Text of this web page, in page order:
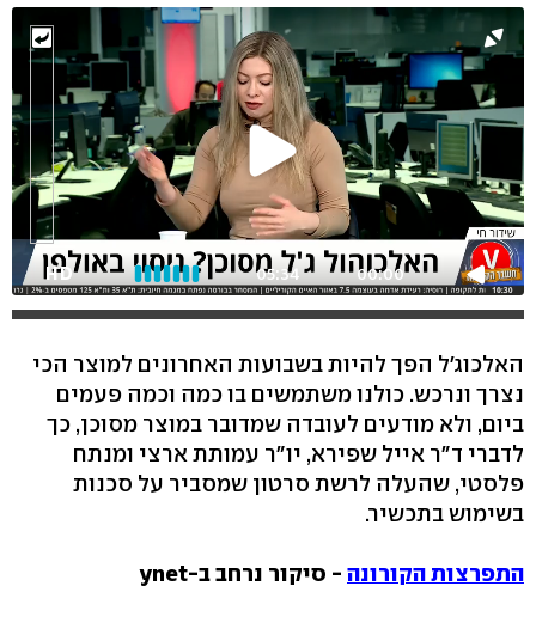
00:00
05:34
HD
האלכוג'ל הפך להיות בשבועות האחרונים למוצר הכי
נצרך ונרכש. כולנו משתמשים בו כמה וכמה פעמים
ביום, ולא מודעים לעובדה שמדובר במוצר מסוכן, כך
לדברי ד"ר אייל שפירא, יו"ר עמותת ארצי ומנתח
פלסטי, שהעלה לרשת סרטון שמסביר על סכנות
בשימוש בתכשיר.
התפרצות הקורונה - סיקור נרחב ב-ynet